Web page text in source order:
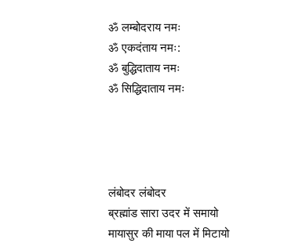
ॐ लम्बोदराय नमः
ॐ एकदंताय नमः:
ॐ बुद्धिदाताय नमः
ॐ सिद्धिदाताय नमः
लंबोदर लंबोदर
ब्रह्मांड सारा उदर में समायो
मायासुर की माया पल में मिटायो